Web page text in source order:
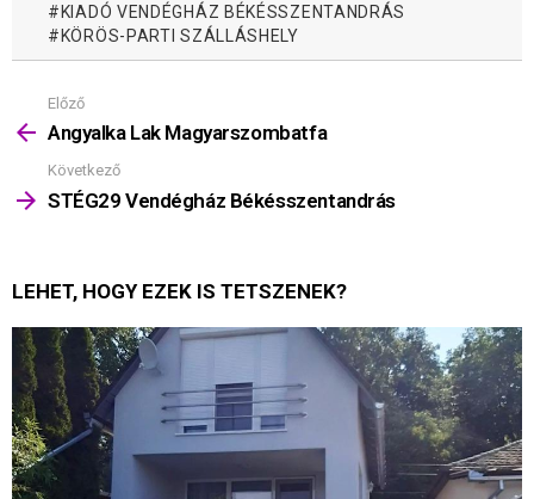
KIADÓ VENDÉGHÁZ BÉKÉSSZENTANDRÁS
KÖRÖS-PARTI SZÁLLÁSHELY
Mutass
többet
Előző
Angyalka Lak Magyarszombatfa
Következő
STÉG29 Vendégház Békésszentandrás
LEHET, HOGY EZEK IS TETSZENEK?